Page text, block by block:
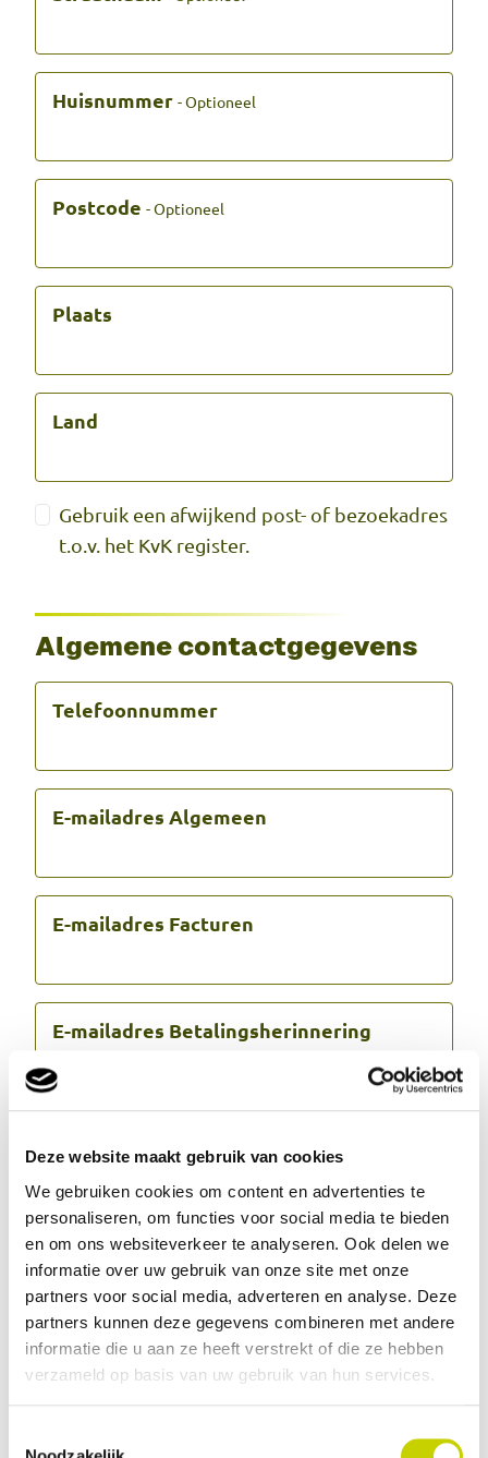
Deze website maakt gebruik van cookies
We gebruiken cookies om content en advertenties te
personaliseren, om functies voor social media te bieden
en om ons websiteverkeer te analyseren. Ook delen we
informatie over uw gebruik van onze site met onze
partners voor social media, adverteren en analyse. Deze
partners kunnen deze gegevens combineren met andere
informatie die u aan ze heeft verstrekt of die ze hebben
verzameld op basis van uw gebruik van hun services.
Huisnummer - Optioneel
Postcode - Optioneel
Plaats
Land
Gebruik een afwijkend post- of bezoekadres
t.o.v. het KvK register.
Algemene contactgegevens
Telefoonnummer
E-mailadres Algemeen
E-mailadres Facturen
E-mailadres Betalingsherinnering
E-mailadres VVNC
E-mailadres Inspectie rapporten